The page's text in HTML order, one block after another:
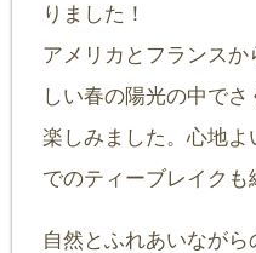
りました！
アメリカとフランス
しい春の陽光の中で
楽しみました。心地
でのティーブレイクも
自然とふれあいなが